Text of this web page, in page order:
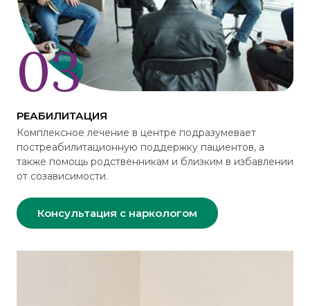
РЕАБИЛИТАЦИЯ
Комплексное лечение в центре подразумевает
постреабилитационную поддержку пациентов, а
также помощь родственникам и близким в избавлении
от созависимости.
Консультация с наркологом